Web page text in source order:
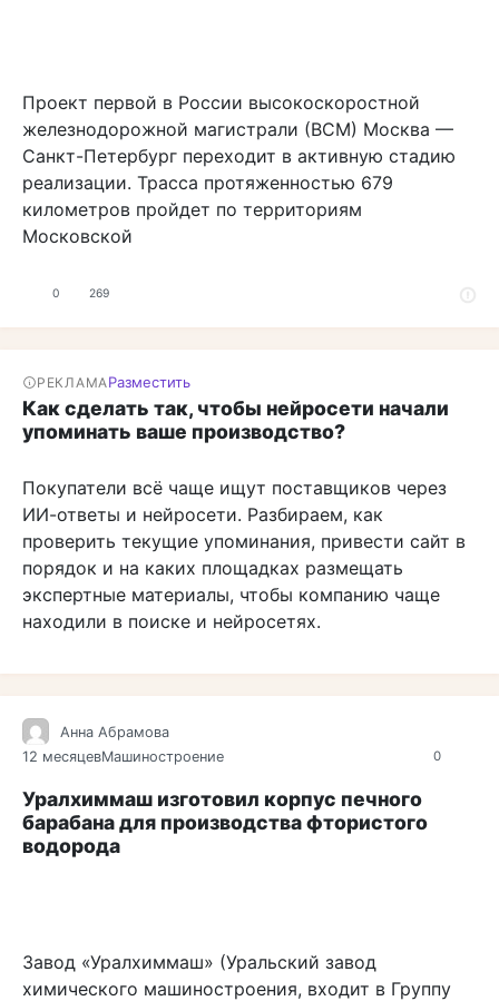
Проект первой в России высокоскоростной
железнодорожной магистрали (ВСМ) Москва —
Санкт-Петербург переходит в активную стадию
реализации. Трасса протяженностью 679
километров пройдет по территориям
Московской
0 269
РЕКЛАМАРазместить
Как сделать так, чтобы нейросети начали
упоминать ваше производство?
Покупатели всё чаще ищут поставщиков через
ИИ-ответы и нейросети. Разбираем, как
проверить текущие упоминания, привести сайт в
порядок и на каких площадках размещать
экспертные материалы, чтобы компанию чаще
находили в поиске и нейросетях.
0
Анна Абрамова
12 месяцевМашиностроение
Уралхиммаш изготовил корпус печного
барабана для производства фтористого
водорода
Завод «Уралхиммаш» (Уральский завод
химического машиностроения, входит в Группу